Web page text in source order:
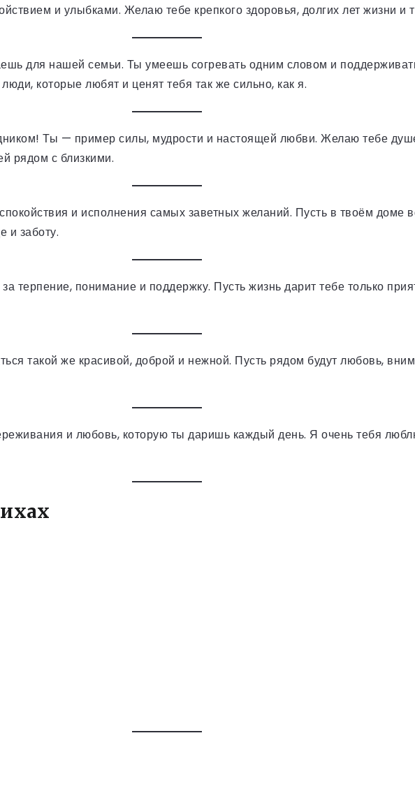
и улыбками. Желаю тебе крепкого здоровья, долгих лет жизни и
для нашей семьи. Ты умеешь согревать одним словом и
которые любят и ценят тебя так же сильно, как я.
Ты — пример силы, мудрости и настоящей любви. Желаю тебе
рядом с близкими.
и исполнения самых заветных желаний. Пусть в твоём доме
и заботу.
терпение, понимание и поддержку. Пусть жизнь дарит тебе только
такой же красивой, доброй и нежной. Пусть рядом будут любовь,
и любовь, которую ты даришь каждый день. Я очень тебя